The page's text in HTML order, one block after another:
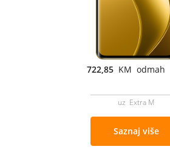
722,85 KM odmah
uz Extra M
Saznaj više